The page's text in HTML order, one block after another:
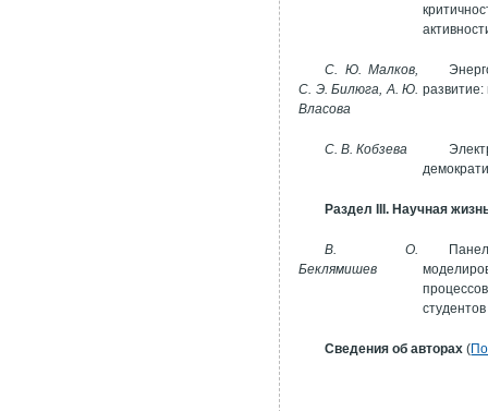
С. Ю. Малков,
С. Э. Билюга, А. Ю.
Власова
С. В. Кобзева
Раздел III. Научная
В. О.
Беклямишев
Сведения об авторах(